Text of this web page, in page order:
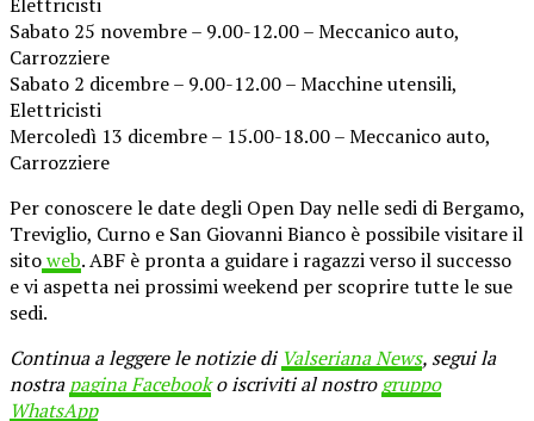
Sabato 25 novembre – 9.00-12.00 – Meccanico auto,
Carrozziere
Sabato 2 dicembre – 9.00-12.00 – Macchine utensili,
Elettricisti
Mercoledì 13 dicembre – 15.00-18.00 – Meccanico auto,
Carrozziere
Per conoscere le date degli Open Day nelle sedi di Bergamo,
Treviglio, Curno e San Giovanni Bianco è possibile visitare il
sitoweb. ABF è pronta a guidare i ragazzi verso il successo
e vi aspetta nei prossimi weekend per scoprire tutte le sue
sedi.
Continua a leggere le notizie di Valseriana News, segui la
nostrapagina Facebooko iscriviti al nostrogruppo
WhatsApp